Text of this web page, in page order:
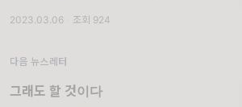
얼마나 유구하며 얼마나 당연한지 깨닫
2023.03.06 조회 924
다음 뉴스레터
그래도 할 것이다